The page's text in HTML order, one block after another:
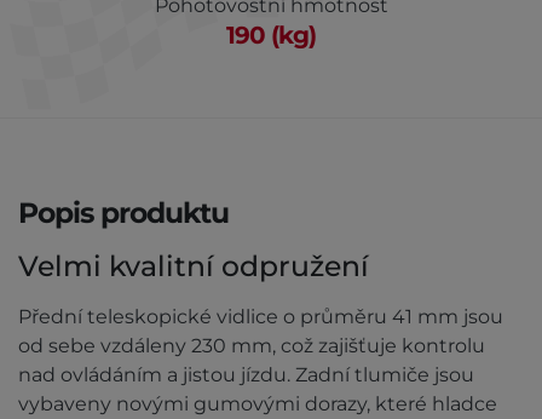
Pohotovostní hmotnost
190 (kg)
Popis produktu
Velmi kvalitní odpružení
Přední teleskopické vidlice o průměru 41 mm jsou
od sebe vzdáleny 230 mm, což zajišťuje kontrolu
nad ovládáním a jistou jízdu. Zadní tlumiče jsou
vybaveny novými gumovými dorazy, které hladce